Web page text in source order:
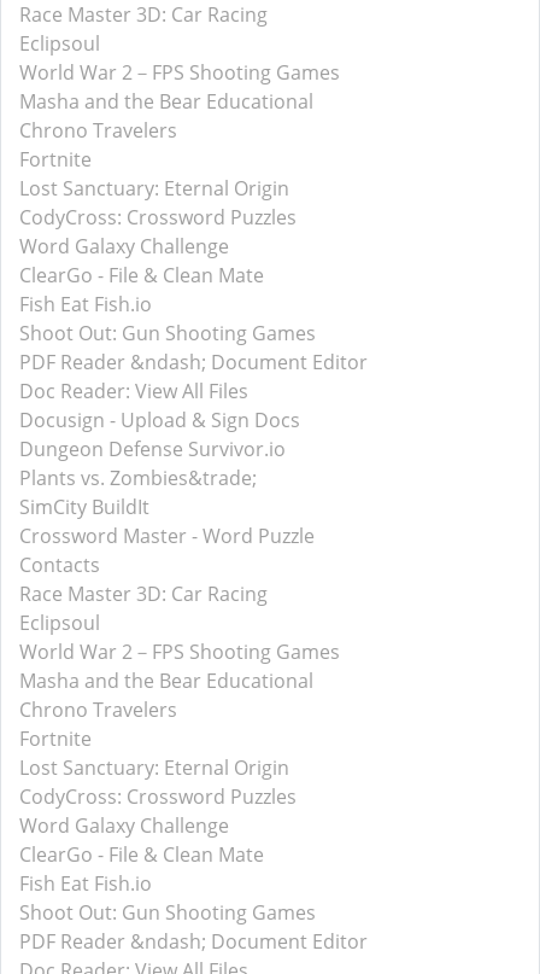
Race Master 3D: Car Racing
Eclipsoul
World War 2－FPS Shooting Games
Masha and the Bear Educational
Chrono Travelers
Fortnite
Lost Sanctuary: Eternal Origin
CodyCross: Crossword Puzzles
Word Galaxy Challenge
ClearGo - File & Clean Mate
Fish Eat Fish.io
Shoot Out: Gun Shooting Games
PDF Reader &ndash; Document Editor
Doc Reader: View All Files
Docusign - Upload & Sign Docs
Dungeon Defense Survivor.io
Plants vs. Zombies&trade;
SimCity BuildIt
Crossword Master - Word Puzzle
Contacts
Race Master 3D: Car Racing
Eclipsoul
World War 2－FPS Shooting Games
Masha and the Bear Educational
Chrono Travelers
Fortnite
Lost Sanctuary: Eternal Origin
CodyCross: Crossword Puzzles
Word Galaxy Challenge
ClearGo - File & Clean Mate
Fish Eat Fish.io
Shoot Out: Gun Shooting Games
PDF Reader &ndash; Document Editor